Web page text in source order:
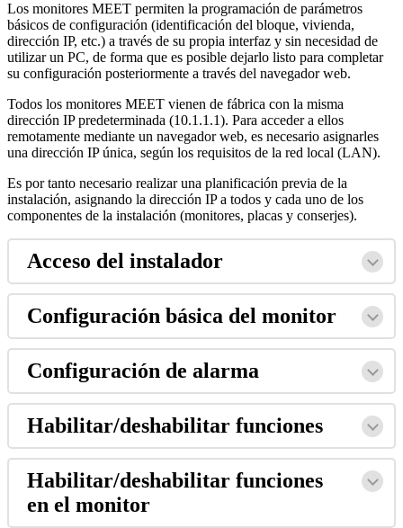
Los monitores MEET permiten la programación de parámetros
básicos de configuración (identificación del bloque, vivienda,
dirección IP, etc.) a través de su propia interfaz y sin necesidad de
utilizar un PC, de forma que es posible dejarlo listo para completar
su configuración posteriormente a través del navegador web.
Todos los monitores MEET vienen de fábrica con la misma
dirección IP predeterminada (10.1.1.1). Para acceder a ellos
remotamente mediante un navegador web, es necesario asignarles
una dirección IP única, según los requisitos de la red local (LAN).
Es por tanto necesario realizar una planificación previa de la
instalación, asignando la dirección IP a todos y cada uno de los
componentes de la instalación (monitores, placas y conserjes).
Acceso del instalador
Configuración básica del monitor
Configuración de alarma
Habilitar/deshabilitar funciones
Habilitar/deshabilitar funciones
en el monitor